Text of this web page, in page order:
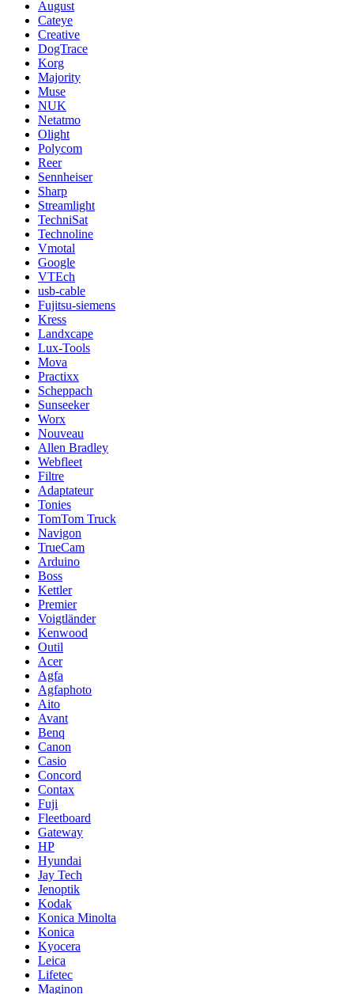
August
Cateye
Creative
DogTrace
Korg
Majority
Muse
NUK
Netatmo
Olight
Polycom
Reer
Sennheiser
Sharp
Streamlight
TechniSat
Technoline
Vmotal
Google
VTEch
usb-cable
Fujitsu-siemens
Kress
Landxcape
Lux-Tools
Mova
Practixx
Scheppach
Sunseeker
Worx
Nouveau
Allen Bradley
Webfleet
Filtre
Adaptateur
Tonies
TomTom Truck
Navigon
TrueCam
Arduino
Boss
Kettler
Premier
Voigtländer
Kenwood
Outil
Acer
Agfa
Agfaphoto
Aito
Avant
Benq
Canon
Casio
Concord
Contax
Fuji
Fleetboard
Gateway
HP
Hyundai
Jay Tech
Jenoptik
Kodak
Konica Minolta
Konica
Kyocera
Leica
Lifetec
Maginon